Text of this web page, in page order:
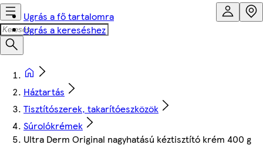
Ugrás a fő tartalomra
Ugrás a kereséshez
Háztartás
Tisztítószerek, takarítóeszközök
Súrolókrémek
Ultra Derm Original nagyhatású kéztisztító krém 400 g